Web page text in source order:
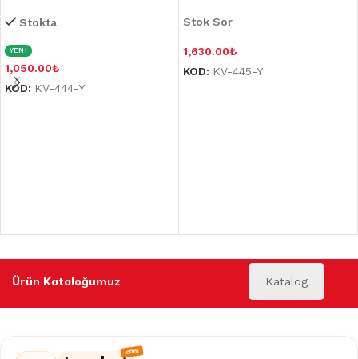
Stokta
YENİ
1,050.00₺
KOD: KV-444-Y
Stok Sor
1,630.00₺
KOD: KV-445-Y
Ürün Kataloğumuz Katalog